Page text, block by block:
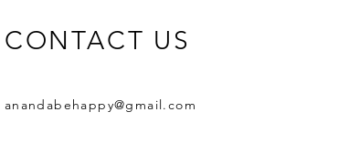
CONTACT US
anandabehappy@gmail.com